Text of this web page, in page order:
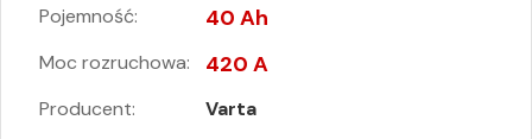
Pojemność: 40 Ah
Moc rozruchowa: 420 A
Producent: Varta